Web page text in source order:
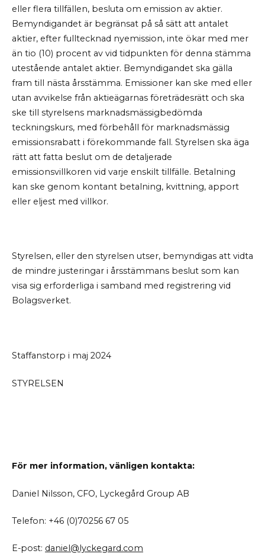
eller flera tillfällen, besluta om emission av aktier.
Bemyndigandet är begränsat på så sätt att antalet
aktier, efter fulltecknad nyemission, inte ökar med mer
än tio (10) procent av vid tidpunkten för denna stämma
utestående antalet aktier. Bemyndigandet ska gälla
fram till nästa årsstämma. Emissioner kan ske med eller
utan avvikelse från aktieägarnas företrädesrätt och ska
ske till styrelsens marknadsmässigbedömda
teckningskurs, med förbehåll för marknadsmässig
emissionsrabatt i förekommande fall. Styrelsen ska äga
rätt att fatta beslut om de detaljerade
emissionsvillkoren vid varje enskilt tillfälle. Betalning
kan ske genom kontant betalning, kvittning, apport
eller eljest med villkor.
Styrelsen, eller den styrelsen utser, bemyndigas att vidta
de mindre justeringar i årsstämmans beslut som kan
visa sig erforderliga i samband med registrering vid
Bolagsverket.
Staffanstorp i maj 2024
STYRELSEN
För mer information, vänligen kontakta:
Daniel Nilsson, CFO, Lyckegård Group AB
Telefon: +46 (0)70256 67 05
E-post: daniel@lyckegard.com